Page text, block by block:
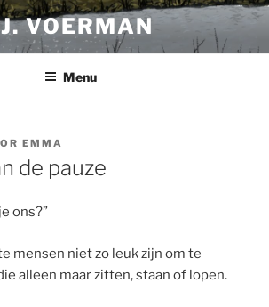
VOERMAN
Menu
EMMA
de pauze
ons?”
mensen niet zo leuk zijn om te
alleen maar zitten, staan of lopen.